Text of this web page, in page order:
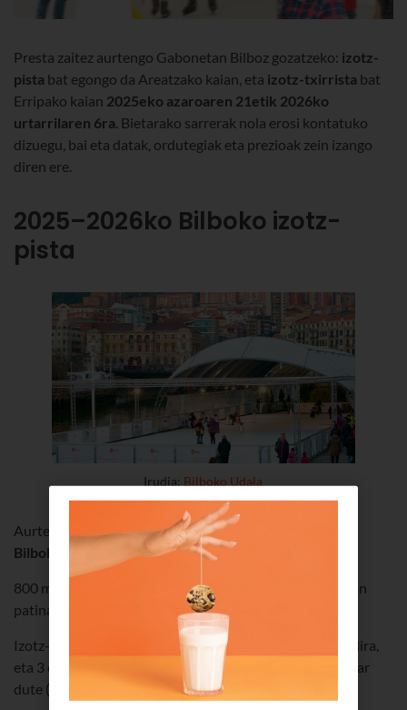
Presta zaitez aurtengo Gabonetan Bilboz gozatzeko: izotz-
pista bat egongo da Areatzako kaian, eta izotz-txirrista bat
Erripako kaian 2025eko azaroaren 21etik 2026ko
urtarrilaren 6ra. Bietarako sarrerak nola erosi kontatuko
dizuegu, bai eta datak, ordutegiak eta prezioak zein izango
diren ere.
2025–2026ko Bilboko izotz-
pista
Irudia: Bilboko Udala
Aurten ere, dibertsiorik ez da faltako
Bilboko 2025eko izotz-pistarekin.
800 metro karratuko izotz-pista ekologiko baten gainean
patinatu ahal izango duzu (erdia baino gehiago estalia).
Izotz-pistan patinatzeko, gutxienez 3 urte eduki behar dira,
eta 3 eta 7 urte bitarteko umeek heldu batekin joan behar
dute (helduek ere hartu beharko dute sarrera).